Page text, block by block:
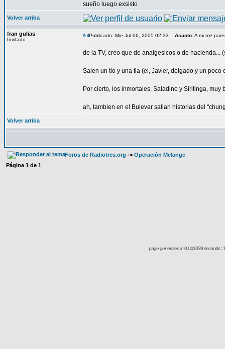
sueño luego exsisto
Volver arriba
fran gulias
Invitado
Publicado: Mie Jul 06, 2005 02:33 Asunto: A mi me
de la TV, creo que de analgesicos o de hacienda...
Salen un tio y una tia (el, Javier, delgado y un poco
Por cierto, los inmortales, Saladino y Siritinga, muy
ah, tambien en el Bulevar salian historias del
Volver arriba
Foros de Radiotres.org -> Operación Melange
Página 1 de 1
page generated in 0.041039 seconds :